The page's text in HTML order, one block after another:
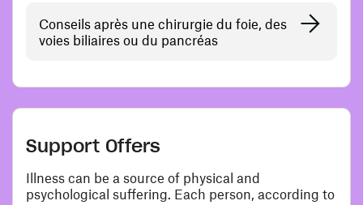
Conseils après une chirurgie du foie, des
voies biliaires ou du pancréas
Support Offers
Illness can be a source of physical and
psychological suffering. Each person, according to